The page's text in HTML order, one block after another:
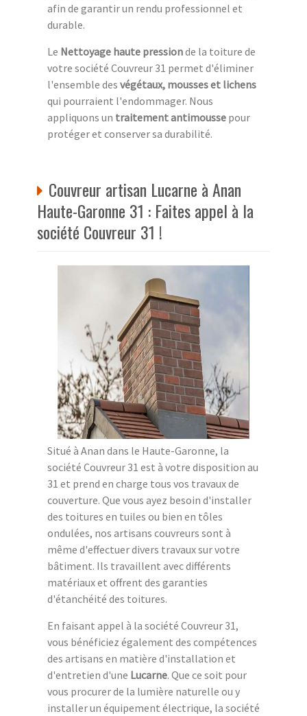
afin de garantir un rendu professionnel et
durable.
Le Nettoyage haute pressionde la toiture de
votre société Couvreur 31 permet d'éliminer
l'ensemble des végétaux, mousses et lichens
qui pourraient l'endommager. Nous
appliquons un traitement antimousse pour
protéger et conserver sa durabilité.
Couvreur artisan Lucarne à Anan
Haute-Garonne 31 : Faites appel à la
société Couvreur 31 !
Situé à Anan dans le Haute-Garonne, la
société Couvreur 31 est à votre disposition au
31 et prend en charge tous vos travaux de
couverture. Que vous ayez besoin d'installer
des toitures en tuiles ou bien en tôles
ondulées, nos artisans couvreurs sont à
même d'effectuer divers travaux sur votre
bâtiment. Ils travaillent avec différents
matériaux et offrent des garanties
d'étanchéité des toitures.
En faisant appel à la société Couvreur 31,
vous bénéficiez également des compétences
des artisans en matière d'installation et
d'entretien d'une Lucarne. Que ce soit pour
vous procurer de la lumière naturelle ou y
installer un équipement électrique, la société